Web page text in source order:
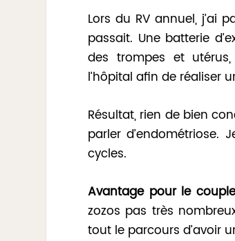
Lors du RV annuel, j’ai
passait. Une batterie
des trompes et
l’hôpital afin de réaliser
Résultat, rien de bien
parler
cycles.
Avantage pour le
zozos pas très
tout le parcours d’avoir